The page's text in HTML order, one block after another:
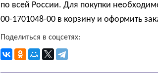
по всей России. Для покупки
00-1701048-00 в корзину и оформить
Поделиться в соцсетях: